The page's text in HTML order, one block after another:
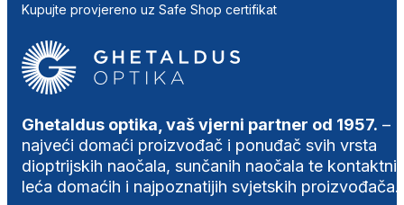
Kupujte provjereno uz Safe Shop certifikat
Ghetaldus optika, vaš vjerni partner od 1957. –
najveći domaći proizvođač i ponuđač svih vrsta
dioptrijskih naočala, sunčanih naočala te
leća domaćih i najpoznatijih svjetskih proizvođača.